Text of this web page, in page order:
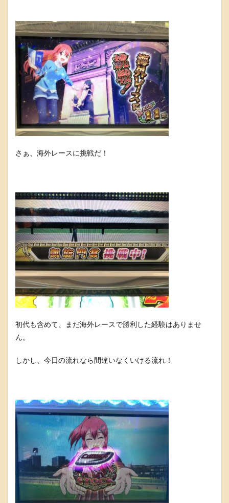
さぁ、海外レースに挑戦だ！
初代も含めて、まだ海外レースで勝利した経験はありませ
ん。
しかし、今日の流れなら間違いなくいける流れ！